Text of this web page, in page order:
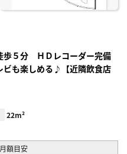
歩５分 ＨＤレコーダー完備
ビも楽しめる♪【近隣飲食店
22m²
月額目安